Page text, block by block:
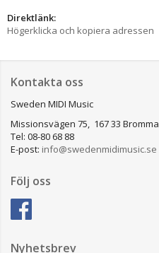
Direktlänk:
Högerklicka och kopiera adressen
Kontakta oss
Sweden MIDI Music
Missionsvägen 75, 167 33 Bromma
Tel: 08-80 68 88
E-post: info@swedenmidimusic.se
Följ oss
Nyhetsbrev